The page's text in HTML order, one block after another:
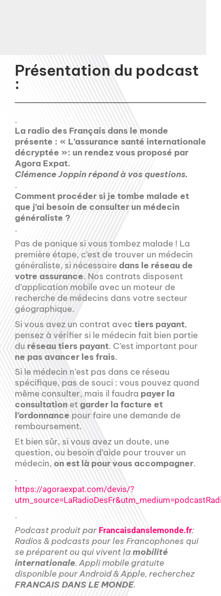
Présentation du podcast
:
.
La radio des Français dans le monde
présente : « L’assurance santé internationale
décryptée »: un rendez vous proposé par
Agora Expat.
Clémence Joppin répond à vos questions.
.
Comment procéder si je tombe malade et
que j’ai besoin de consulter un médecin
généraliste ?
.
Pas de panique si vous tombez malade ! La
première étape, c’est de trouver un médecin
généraliste, si nécessaire dans le réseau de
votre assurance. Nos contrats disposent
d’application mobile avec un moteur de
recherche de médecins dans votre secteur
géographique.
Si vous avez un contrat avectiers payant,
pensez à vérifier si le médecin fait bien partie
du réseau tiers payant. C’est important pour
ne pas avancer les frais.
Si le médecin n’est pas dans ce réseau
spécifique, pas de souci : vous pouvez quand
même consulter, mais il faudra payer la
consultation etgarder la facture et
l’ordonnance pour faire une demande de
remboursement.
Et bien sûr, si vous avez un doute, une
question, ou besoin d’aide pour trouver un
médecin, on est là pour vous accompagner.
.
https://agoraexpat.com/devis/?
.
Podcast produit par Francaisdanslemonde.fr:
Radios & podcasts pour les Francophones qui
se préparent ou qui vivent lamobilité
internationale. Appli mobile gratuite
disponible pour Android & Apple, recherchez
FRANCAIS DANS LE MONDE.